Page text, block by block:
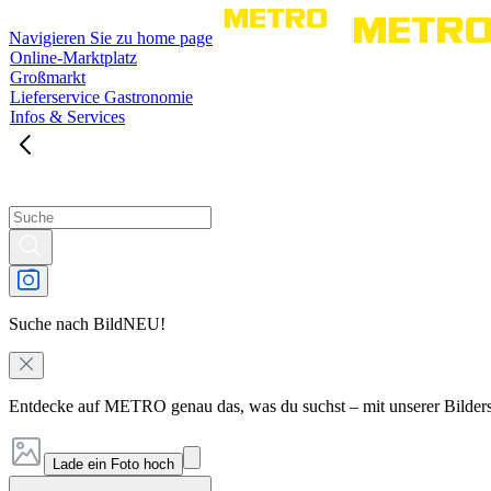
Navigieren Sie zu home page
Online-Marktplatz
Großmarkt
Lieferservice Gastronomie
Infos & Services
Suche nach BildNEU!
Entdecke auf METRO genau das, was du suchst – mit unserer
Lade ein Foto hoch